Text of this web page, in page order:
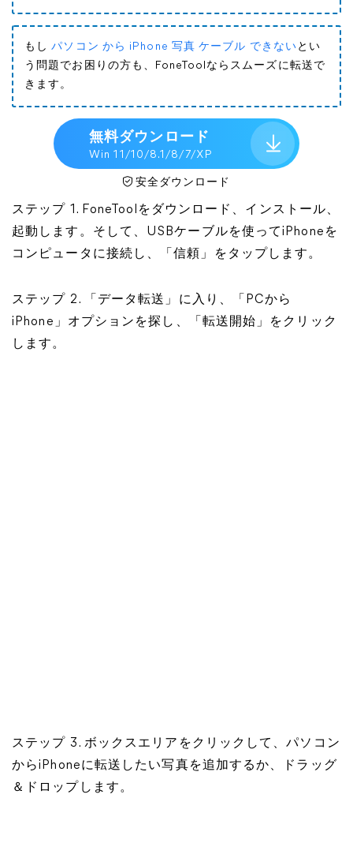
もしパソコン から iPhone 写真 ケーブル できない とい
う問題でお困りの方も、FoneToolならスムーズに転送で
きます。
無料ダウンロード
Win 11/10/8.1/8/7/XP
安全ダウンロード
ステップ 1. FoneToolをダウンロード、インストール、
起動します。そして、USBケーブルを使ってiPhoneを
コンピュータに接続し、「信頼」をタップします。
ステップ 2. 「データ転送」に入り、「PCから
iPhone」オプションを探し、「転送開始」をクリック
します。
ステップ 3. ボックスエリアをクリックして、パソコン
からiPhoneに転送したい写真を追加するか、ドラッグ
＆ドロップします。